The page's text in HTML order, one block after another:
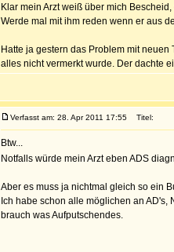
Klar mein Arzt weiß über mich
Werde mal mit ihm reden wenn er aus
Hatte ja gestern das Problem mit
alles nicht vermerkt wurde. Der dachte
Verfasst am: 28. Apr 2011 17:55 Titel:
Btw...
Notfalls würde mein Arzt eben ADS
Aber es muss ja nichtmal gleich so ein
Ich habe schon alle möglichen an
brauch was Aufputschendes.